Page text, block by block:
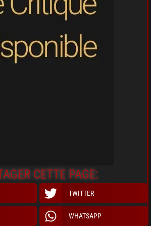
CETTE PAGE:
TWITTER
WHATSAPP